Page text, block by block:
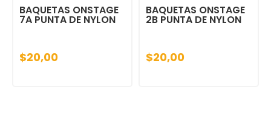
BAQUETAS ONSTAGE
7A PUNTA DE NYLON
$20,00
BAQUETAS ONSTAGE
2B PUNTA DE NYLON
$20,00